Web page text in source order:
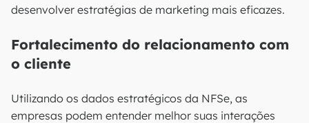
desenvolver estratégias de marketing mais eficazes.
Fortalecimento do relacionamento com
o cliente
Utilizando os dados estratégicos da NFSe, as
empresas podem entender melhor suas interações